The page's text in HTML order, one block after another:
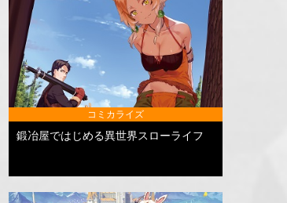
コミカライズ
鍛冶屋ではじめる異世界スローライフ